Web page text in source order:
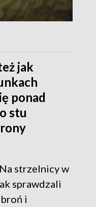
jak
ponad
stu
strzelnicy w
sprawdzali
i